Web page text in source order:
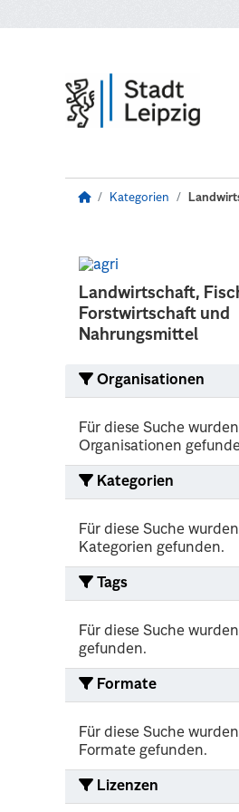
Kategorien
Landwirtschaft,
Forstwirtschaft und
Nahrungsmittel
Organisationen
Für diese Suche
Organisationen
Kategorien
Für diese Suche
Kategorien gefunden.
Tags
Für diese Suche
gefunden.
Formate
Für diese Suche
Formate gefunden.
Lizenzen